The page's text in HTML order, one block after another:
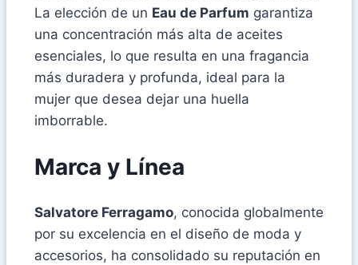
La elección de un Eau de Parfum garantiza
una concentración más alta de aceites
esenciales, lo que resulta en una fragancia
más duradera y profunda, ideal para la
mujer que desea dejar una huella
imborrable.
Marca y Línea
Salvatore Ferragamo, conocida globalmente
por su excelencia en el diseño de moda y
accesorios, ha consolidado su reputación en